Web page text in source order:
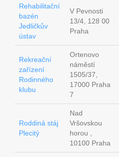
Rehabilitační
bazén
Jedličkův
ústav
V Pevnosti
13/4, 128 00
Praha
Rekreační
zařízení
Rodinného
klubu
Ortenovo
náměstí
1505/37,
17000 Praha
7
Roddiná stáj
Plecitý
Nad
Vršovskou
horou ,
10100 Praha